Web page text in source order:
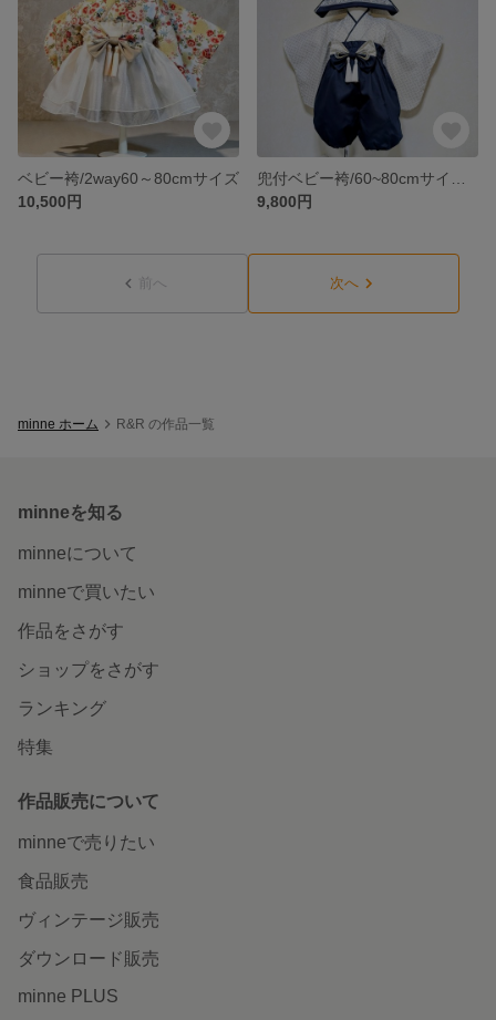
ベビー袴/2way60～80cmサイズ
10,500円
9,800円
前へ 次へ
minne ホーム R&R の作品一覧
minneを知る
minneについて
minneで買いたい
作品をさがす
ショップをさがす
ランキング
特集
作品販売について
minneで売りたい
食品販売
ヴィンテージ販売
ダウンロード販売
minne PLUS